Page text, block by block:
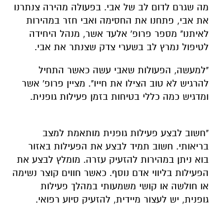
מה שגרם לדום לב של אבי. בפעולה מהירה צנתרנו
את אבי, פתחנו את החסימה ואבי חזר במהירות
לאיתנו" מספר פרופ' אלעד אשר, מנהל היחידה
לטיפול נמרץ לב בשערי צדק שצנתר את אבי.
"למעשה, הפעולות שאבי עשה כאשר התחיל
להרגיש לא טוב הצילו את חייו". מציין פרופ' אשר
ומדגיש כמה כללי בטיחות בזמן פעילות גופנית.
"חשוב לבצע פעילות גופנית מותאמת למצב
בריאותי. חשוב תמיד לבצע את הפעילות באזור
בוא ניתן במהירות להזעיק עזרה. מומלץ לבצע את
הפעילות בליווי אדם נוסף. כאשר חווים קוצר נשימה
או חולשה או קושי משמעותי במהלך פעילות
גופנית, יש לעצור מיידית, להזעיק סיוע רפואי.